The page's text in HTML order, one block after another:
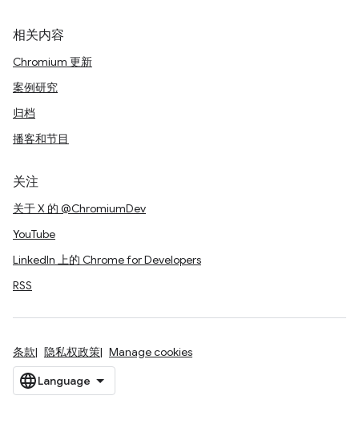
相关内容
Chromium 更新
案例研究
归档
播客和节目
关注
关于 X 的 @ChromiumDev
YouTube
LinkedIn 上的 Chrome for Developers
RSS
条款 隐私权政策 Manage cookies